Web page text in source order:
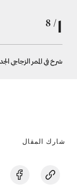
شرخ في الممر الزجاجي
شارك المقال